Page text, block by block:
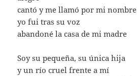
cantó y me llamó por mi nombre
yo fui tras su voz
abandoné la casa de mi madre
Soy su pequeña, su única hija
y un río cruel frente a mí